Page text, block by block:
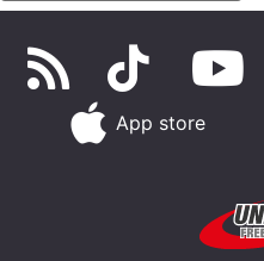
App store